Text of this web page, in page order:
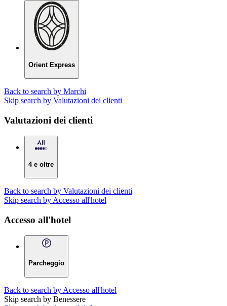
Orient Express
Back to search by Marchi
Skip search by Valutazioni dei clienti
Valutazioni dei clienti
4 e oltre
Back to search by Valutazioni dei clienti
Skip search by Accesso all'hotel
Accesso all'hotel
Parcheggio
Back to search by Accesso all'hotel
Skip search by Benessere